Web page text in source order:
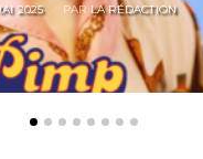
2025 PAR LA RÉDACTION